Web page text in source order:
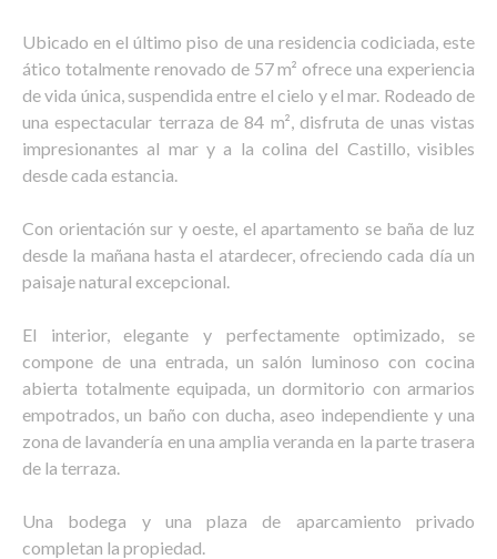
Ubicado en el último piso de una residencia codiciada, este
ático totalmente renovado de 57 m² ofrece una experiencia
de vida única, suspendida entre el cielo y el mar. Rodeado de
una espectacular terraza de 84 m², disfruta de unas vistas
impresionantes al mar y a la colina del Castillo, visibles
desde cada estancia.
Con orientación sur y oeste, el apartamento se baña de luz
desde la mañana hasta el atardecer, ofreciendo cada día un
paisaje natural excepcional.
El interior, elegante y perfectamente optimizado, se
compone de una entrada, un salón luminoso con cocina
abierta totalmente equipada, un dormitorio con armarios
empotrados, un baño con ducha, aseo independiente y una
zona de lavandería en una amplia veranda en la parte trasera
de la terraza.
Una bodega y una plaza de aparcamiento privado
completan la propiedad.